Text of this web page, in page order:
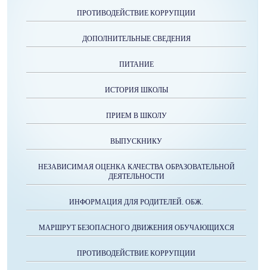
ПРОТИВОДЕЙСТВИЕ КОРРУПЦИИ
ДОПОЛНИТЕЛЬНЫЕ СВЕДЕНИЯ
ПИТАНИЕ
ИСТОРИЯ ШКОЛЫ
ПРИЕМ В ШКОЛУ
ВЫПУСКНИКУ
НЕЗАВИСИМАЯ ОЦЕНКА КАЧЕСТВА ОБРАЗОВАТЕЛЬНОЙ
ДЕЯТЕЛЬНОСТИ
ИНФОРМАЦИЯ ДЛЯ РОДИТЕЛЕЙ. ОБЖ.
МАРШРУТ БЕЗОПАСНОГО ДВИЖЕНИЯ ОБУЧАЮЩИХСЯ
ПРОТИВОДЕЙСТВИЕ КОРРУПЦИИ